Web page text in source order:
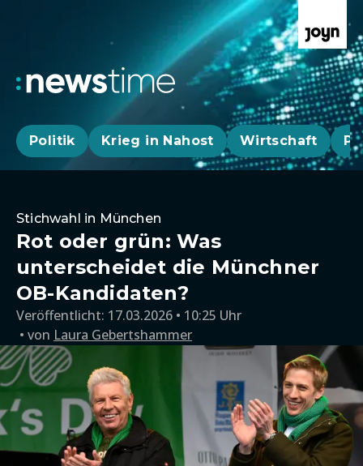
Politik Krieg in Nahost Wirtschaft
Stichwahl in München
Rot oder grün: Was
unterscheidet die Münchner
OB-Kandidaten?
Veröffentlicht: 17.03.2026 • 10:25 Uhr
von Laura Gebertshammer